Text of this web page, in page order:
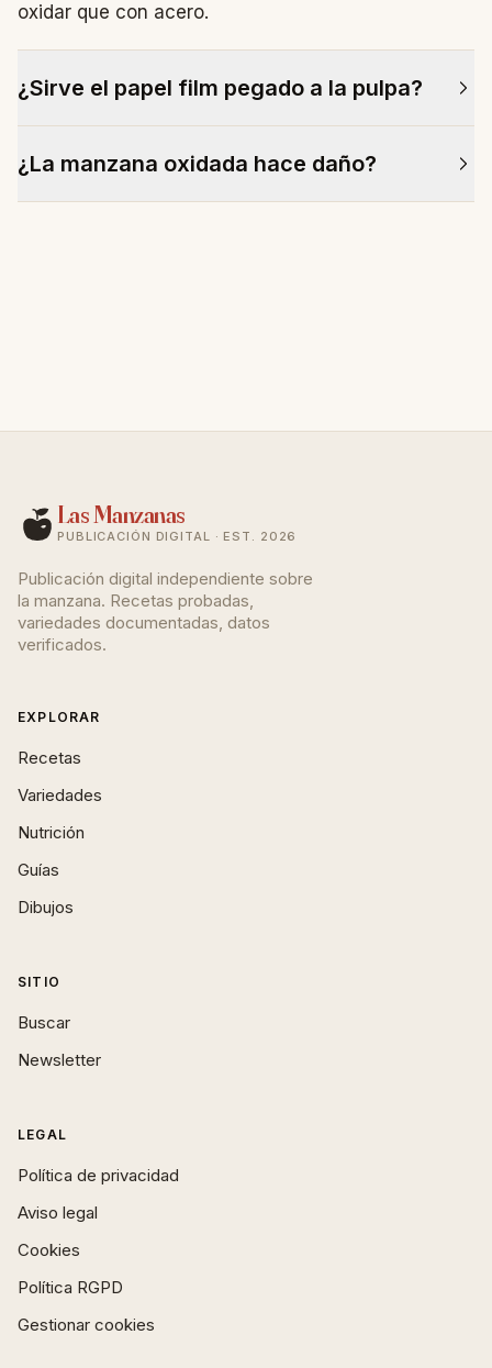
oxidar que con acero.
¿Sirve el papel film pegado a la pulpa?
durante 30–60 minutos. Combinado con limón,
puede dar 2–3 horas. Pero si vas a tardar más,
¿La manzana oxidada hace daño?
Las Manzanas
PUBLICACIÓN DIGITAL · EST. 2026
Publicación digital independiente sobre
la manzana. Recetas probadas,
variedades documentadas, datos
verificados.
EXPLORAR
Recetas
Variedades
Nutrición
Guías
Dibujos
SITIO
Buscar
Newsletter
LEGAL
Política de privacidad
Aviso legal
Cookies
Política RGPD
Gestionar cookies